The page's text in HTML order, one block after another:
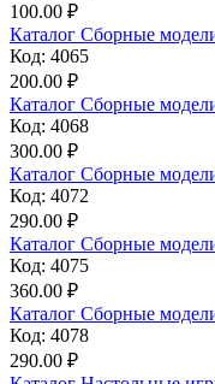
100.00 ₽
Каталог Сборные
Код: 4065
200.00 ₽
Каталог Сборные
Код: 4068
300.00 ₽
Каталог Сборные
Код: 4072
290.00 ₽
Каталог Сборные
Код: 4075
360.00 ₽
Каталог Сборные
Код: 4078
290.00 ₽